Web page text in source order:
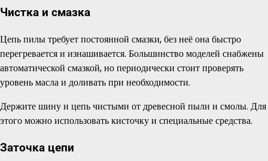
Чистка и смазка
Цепь пилы требует постоянной смазки, без неё она быстро
перегревается и изнашивается. Большинство моделей снабжены
автоматической смазкой, но периодически стоит проверять
уровень масла и доливать при необходимости.
Держите шину и цепь чистыми от древесной пыли и смолы. Для
этого можно использовать кисточку и специальные средства.
Заточка цепи